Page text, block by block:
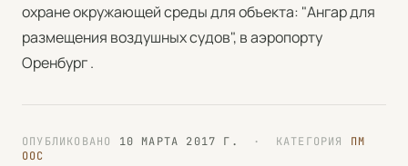
охране окружающей среды для объекта: "Ангар для
размещения воздушных судов", в аэропорту
Оренбург .
ОПУБЛИКОВАНО 10 МАРТА 2017 Г. · КАТЕГОРИЯ ПМ
ООС